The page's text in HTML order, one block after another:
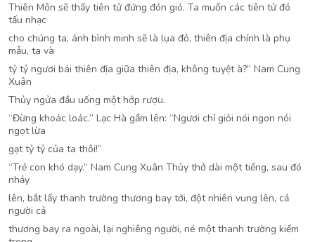
Thiên Môn sẽ thấy tiên tử đứng đón gió. Ta muốn các tiên tử đó
tấu nhạc
cho chúng ta, ánh bình minh sẽ là lụa đỏ, thiên địa chính là phụ
mẫu, ta và
tỷ tỷ ngươi bái thiên địa giữa thiên địa, không tuyệt à?” Nam Cung
Xuân
Thủy ngửa đầu uống một hớp rượu.
“Đừng khoác loác.” Lạc Hà gầm lên: “Ngươi chỉ giỏi nói ngon nói
ngọt lừa
gạt tỷ tỷ của ta thôi!”
“Trẻ con khó dạy.” Nam Cung Xuân Thủy thở dài một tiếng, sau đó
nhảy
lên, bắt lấy thanh trường thương bay tới, đột nhiên vung lên, cả
người cả
thương bay ra ngoài, lại nghiêng người, né một thanh trường kiếm